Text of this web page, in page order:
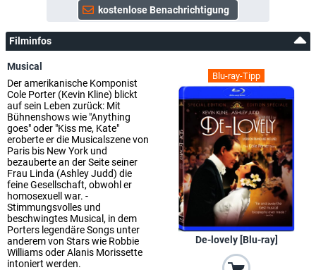
Filminfos
Blu-ray-Tipp
De-lovely [Blu-ray]
Musical
Der amerikanische Komponist
Cole Porter (Kevin Kline) blickt
auf sein Leben zurück: Mit
Bühnenshows wie "Anything
goes" oder "Kiss me, Kate"
eroberte er die Musicalszene von
Paris bis New York und
bezauberte an der Seite seiner
Frau Linda (Ashley Judd) die
feine Gesellschaft, obwohl er
homosexuell war. -
Stimmungsvolles und
beschwingtes Musical, in dem
Porters legendäre Songs unter
anderem von Stars wie Robbie
Williams oder Alanis Morissette
intoniert werden.